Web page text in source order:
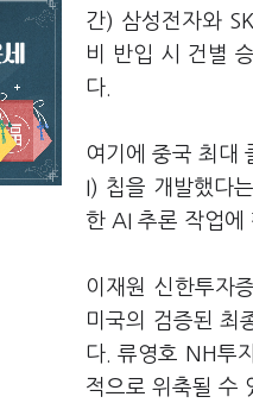
간) 삼성전자와
비 반입 시 건별
다.
여기에 중국 최대
I) 칩을 개발했다
한 AI 추론 작업에
이재원 신한투자
미국의 검증된 최
다. 류영호 NH투
적으로 위축될 수